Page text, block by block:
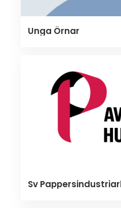
Unga Örnar